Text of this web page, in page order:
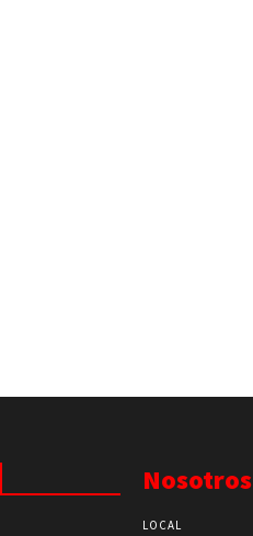
Nosotros
LOCAL